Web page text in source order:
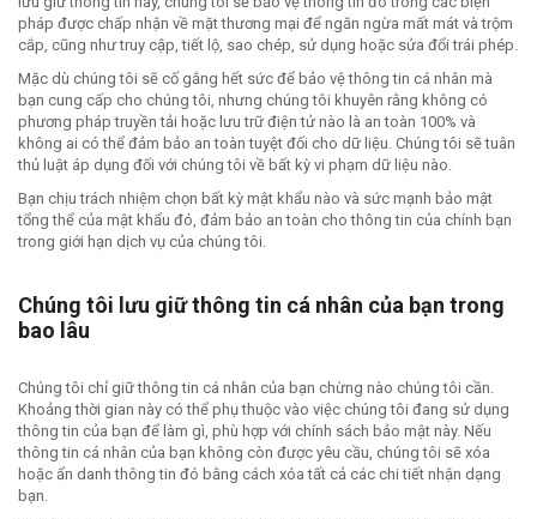
pháp được chấp nhận về mặt thương mại để ngăn ngừa mất mát và trộm
cắp, cũng như truy cập, tiết lộ, sao chép, sử dụng hoặc sửa đổi trái phép.
Mặc dù chúng tôi sẽ cố gắng hết sức để bảo vệ thông tin cá nhân mà
bạn cung cấp cho chúng tôi, nhưng chúng tôi khuyên rằng không có
phương pháp truyền tải hoặc lưu trữ điện tử nào là an toàn 100% và
không ai có thể đảm bảo an toàn tuyệt đối cho dữ liệu. Chúng tôi sẽ tuân
thủ luật áp dụng đối với chúng tôi về bất kỳ vi phạm dữ liệu nào.
Bạn chịu trách nhiệm chọn bất kỳ mật khẩu nào và sức mạnh bảo mật
tổng thể của mật khẩu đó, đảm bảo an toàn cho thông tin của chính bạn
trong giới hạn dịch vụ của chúng tôi.
Chúng tôi lưu giữ thông tin cá nhân của bạn trong
bao lâu
Chúng tôi chỉ giữ thông tin cá nhân của bạn chừng nào chúng tôi cần.
Khoảng thời gian này có thể phụ thuộc vào việc chúng tôi đang sử dụng
thông tin của bạn để làm gì, phù hợp với chính sách bảo mật này. Nếu
thông tin cá nhân của bạn không còn được yêu cầu, chúng tôi sẽ xóa
hoặc ẩn danh thông tin đó bằng cách xóa tất cả các chi tiết nhận dạng
bạn.